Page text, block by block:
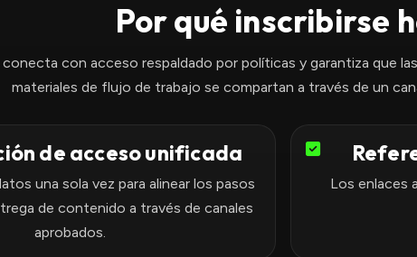
Por qué inscribirse
con acceso respaldado por políticas y garantiza que
materiales de flujo de trabajo se compartan a través de un
de acceso unificada
una sola vez para alinear los pasos
de contenido a través de canales
aprobados.
Los enlaces